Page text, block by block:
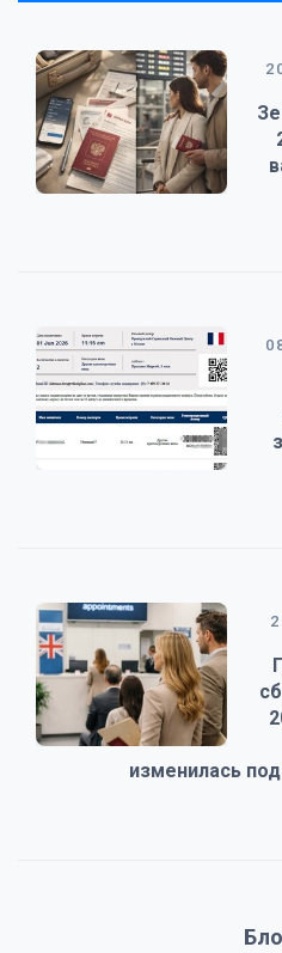
изменилась